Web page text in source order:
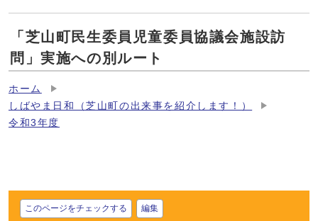
「芝山町民生委員児童委員協議会施設訪
問」実施への別ルート
ホーム
しばやま日和（芝山町の出来事を紹介します！）
令和3年度
このページをチェックする 編集